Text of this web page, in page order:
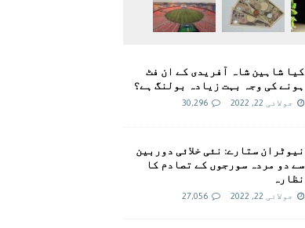
کیا شاہین شاہ آفریدی کے ان فٹ
ہونے کی وجہ بہت زیادہ بولنگ ہے؟
جولائی 22, 2022 30,296
نیوٹران ستارے: نئی خلائی دوربین
سے دو مردہ سورجوں کے تصادم کا
نظارہ
جولائی 22, 2022 27,056